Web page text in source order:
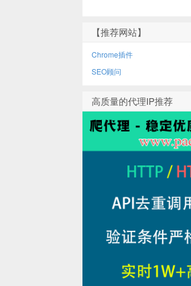
【推荐网站】
Chrome插件
SEO顾问
高质量的代理IP推荐